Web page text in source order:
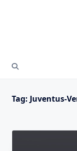
Tag: Juventus-